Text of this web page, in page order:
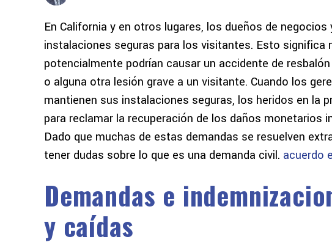
En California y en otros lugares, los dueños de
instalaciones seguras para los visitantes. Esto significa
potencialmente podrían causar un accidente de
o alguna otra lesión grave a un visitante. Cuando los
mantienen sus instalaciones seguras, los heridos en la
para reclamar la recuperación de los daños monetarios
Dado que muchas de estas demandas se resuelven
tener dudas sobre lo que es una demanda civil. acuerdo
Demandas e
y caídas